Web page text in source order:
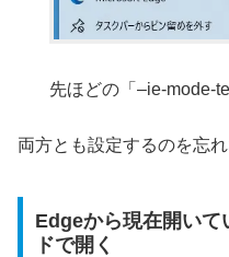
先ほどの「–ie-mode-
両方とも設定するのを忘
Edgeから現在開いて
ドで開く